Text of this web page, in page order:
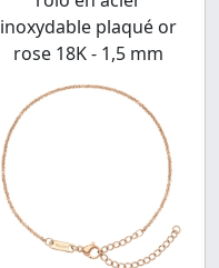
inoxydable plaqué or
rose 18K - 1,5 mm